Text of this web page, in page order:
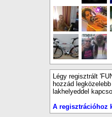
Légy regisztrált
hozzád
lakhelyeddel
A regisztrációhoz